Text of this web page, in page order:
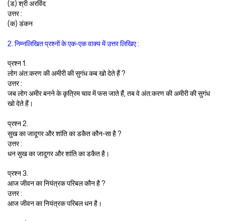
(ड) श्री अरविंद
उत्तर :
(क) डंकन
2. निम्नलिखित प्रश्नों के एक-एक वाक्य में उत्तर लिखिए :
प्रश्न 1.
लोग अंत:करण की अमीरी की सुगंध कब खो देते हैं ?
उत्तर :
जब लोग अमीर बनने के कृत्रिम चाव में फस जाते हैं, तब वे अंत:करण की अमीरी की सुगंध
खो देते हैं।
प्रश्न 2.
सुख का जादूगर और शांति का डकैत कौन-सा है ?
उत्तर :
धन सुख का जादूगर और शांति का डकैत है।
प्रश्न 3.
आज जीवन का नियंत्रक परिबल कौन है ?
उत्तर :
आज जीवन का नियंत्रक परिबल धन है।